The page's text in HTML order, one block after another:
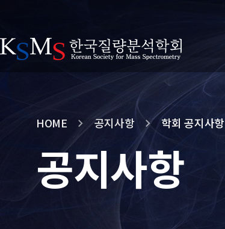
HOME 공지사항 학회 공지사항
공지사항